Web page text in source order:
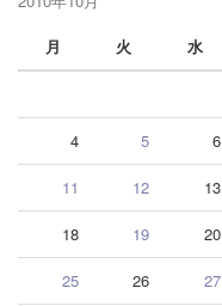
月
火 水
4 5 6
11 12 13
18 19 20
25 26 27